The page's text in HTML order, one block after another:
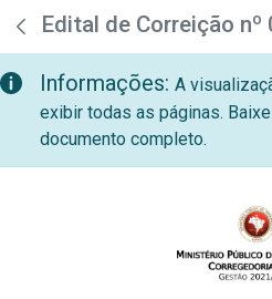
Pular para o Conteúdo principal
teste descricao
Edital de Correição
Informações: A
exibir todas as páginas.
documento completo.